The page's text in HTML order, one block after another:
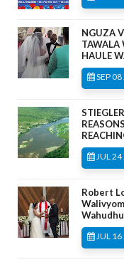
NGUZA
TAWALA
HAULE
SEP
JUL
Robert
JUL